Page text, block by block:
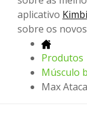
aplicativo
sobre os
Produtos
Músculo
Max